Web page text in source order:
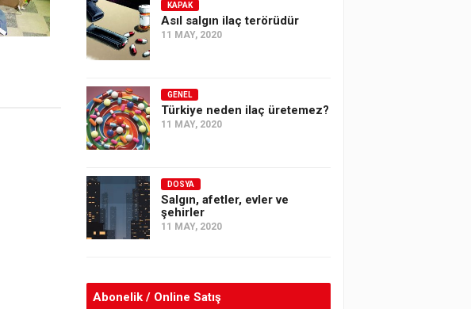
KAPAK
Asıl salgın ilaç terörüdür
11 MAY, 2020
GENEL
Türkiye neden ilaç üretemez?
11 MAY, 2020
DOSYA
Salgın, afetler, evler ve
şehirler
11 MAY, 2020
Abonelik / Online Satış